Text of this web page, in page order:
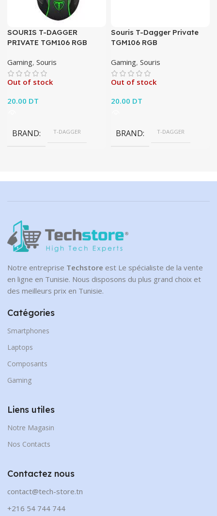
SOURIS T-DAGGER
PRIVATE TGM106 RGB
Gaming, Souris
Out of stock
20.00 DT
BRAND T-DAGGER
Souris T-Dagger Private
TGM106 RGB
Gaming, Souris
Out of stock
20.00 DT
BRAND T-DAGGER
Notre entreprise Techstore est Le spécialiste de la vente
en ligne en Tunisie. Nous disposons du plus grand choix et
des meilleurs prix en Tunisie.
Catégories
Smartphones
Laptops
Composants
Gaming
Liens utiles
Notre Magasin
Nos Contacts
Contactez nous
contact@tech-store.tn
+216 54 744 744